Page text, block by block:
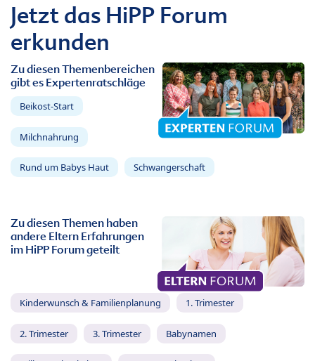
Jetzt das HiPP Forum
erkunden
Zu diesen Themenbereichen
gibt es Expertenratschläge
Beikost-Start
Milchnahrung
Rund um Babys Haut Schwangerschaft
Zu diesen Themen haben
andere Eltern Erfahrungen
im HiPP Forum geteilt
Kinderwunsch & Familienplanung 1. Trimester
2. Trimester 3. Trimester Babynamen